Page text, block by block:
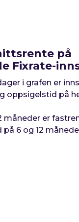
på
Fixrate-
i grafen er
oppsigelstid på
måneder er
6 og 12